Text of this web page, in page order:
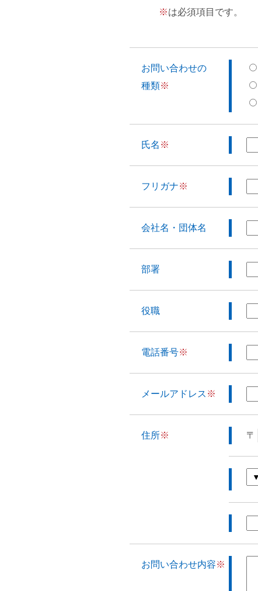
※は必須項目です。
お問い合わせの
種類※
氏名 ※
フリガナ※
会社名・団体名
部署
役職
電話番号※
メールアドレス ※
住所※ 〒
お問い合わせ内容※